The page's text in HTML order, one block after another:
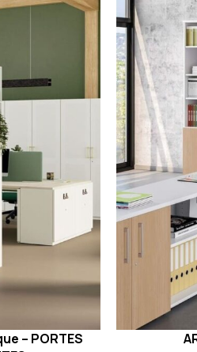
– PORTES